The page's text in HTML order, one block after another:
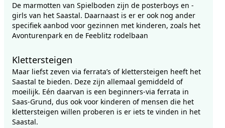
De marmotten van Spielboden zijn de posterboys en -
girls van het Saastal. Daarnaast is er er ook nog ander
specifiek aanbod voor gezinnen met kinderen, zoals het
Avonturenpark en de Feeblitz rodelbaan
Klettersteigen
Maar liefst zeven via ferrata’s of klettersteigen heeft het
Saastal te bieden. Deze zijn allemaal gemiddeld of
moeilijk. Eén daarvan is een beginners-via ferrata in
Saas-Grund, dus ook voor kinderen of mensen die het
klettersteigen willen proberen is er iets te vinden in het
Saastal.